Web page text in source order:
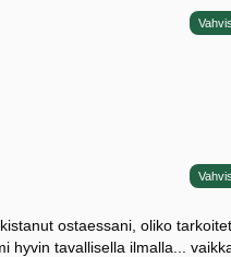
ostaessani, oliko
hyvin tavallisella ilmalla...